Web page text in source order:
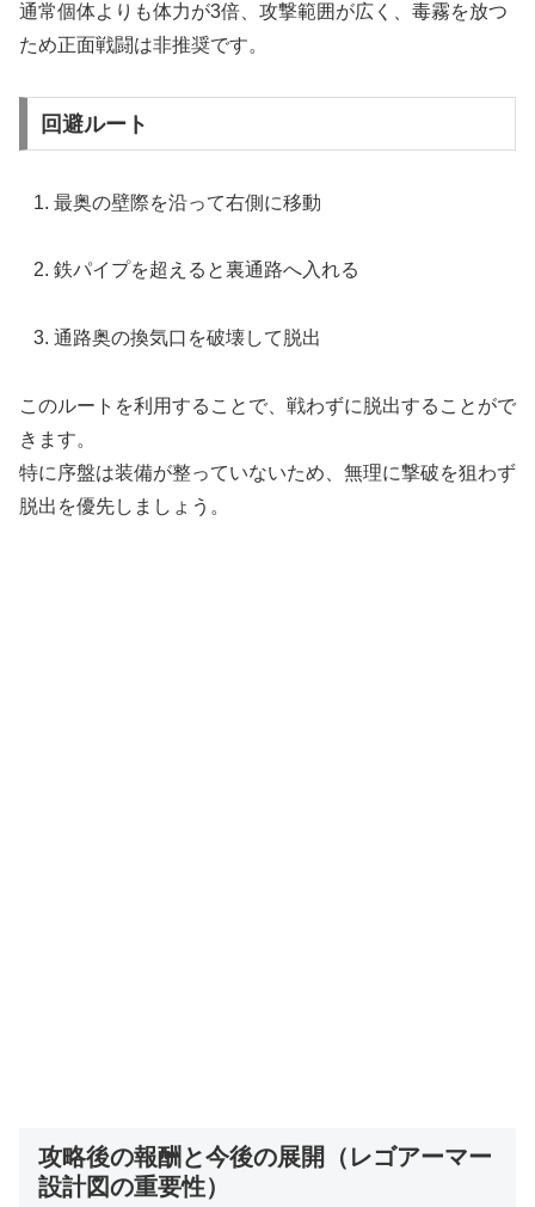
通常個体よりも体力が3倍、攻撃範囲が広く、毒霧を放つ
ため正面戦闘は非推奨です。
回避ルート
最奥の壁際を沿って右側に移動
鉄パイプを超えると裏通路へ入れる
通路奥の換気口を破壊して脱出
このルートを利用することで、戦わずに脱出することがで
きます。
特に序盤は装備が整っていないため、無理に撃破を狙わず
脱出を優先しましょう。
攻略後の報酬と今後の展開（レゴアーマー
設計図の重要性）